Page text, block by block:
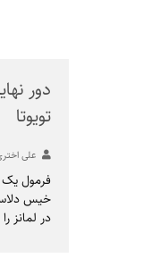
دور
تویوتا
علی
فرمول یک
خیس
در لمانز را